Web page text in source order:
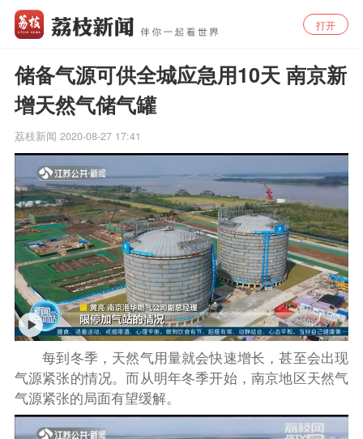
打开
储备气源可供全城应急用10天 南京新
增天然气储气罐
荔枝新闻 2020-08-27 17:41
每到冬季，天然气用量就会快速增长，甚至会出现
气源紧张的情况。而从明年冬季开始，南京地区天然气
气源紧张的局面有望缓解。